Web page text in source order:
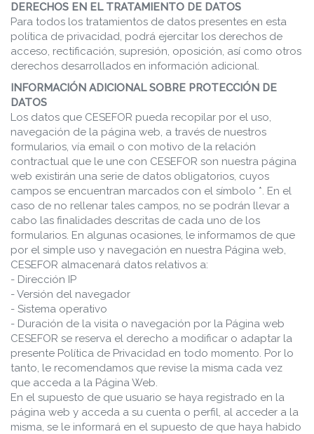
DERECHOS EN EL TRATAMIENTO DE DATOS
Para todos los tratamientos de datos presentes en esta
política de privacidad, podrá ejercitar los derechos de
acceso, rectificación, supresión, oposición, así como otros
derechos desarrollados en información adicional.
INFORMACIÓN ADICIONAL SOBRE PROTECCIÓN DE
DATOS
Los datos que CESEFOR pueda recopilar por el uso,
navegación de la página web, a través de nuestros
formularios, vía email o con motivo de la relación
contractual que le une con CESEFOR son nuestra página
web existirán una serie de datos obligatorios, cuyos
campos se encuentran marcados con el símbolo *. En el
caso de no rellenar tales campos, no se podrán llevar a
cabo las finalidades descritas de cada uno de los
formularios. En algunas ocasiones, le informamos de que
por el simple uso y navegación en nuestra Página web,
CESEFOR almacenará datos relativos a:
- Dirección IP
- Versión del navegador
- Sistema operativo
- Duración de la visita o navegación por la Página web
CESEFOR se reserva el derecho a modificar o adaptar la
presente Política de Privacidad en todo momento. Por lo
tanto, le recomendamos que revise la misma cada vez
que acceda a la Página Web.
En el supuesto de que usuario se haya registrado en la
página web y acceda a su cuenta o perfil, al acceder a la
misma, se le informará en el supuesto de que haya habido